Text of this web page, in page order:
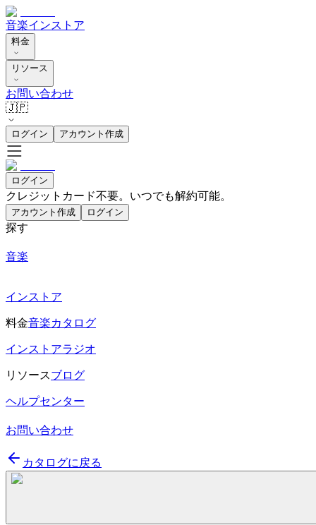
音楽インストア
料金
リソース
お問い合わせ
🇯🇵
ログイン アカウント作成
ログイン
クレジットカード不要。いつでも解約可能。
アカウント作成 ログイン
探す
音楽
インストア
料金音楽カタログ
インストアラジオ
リソースブログ
ヘルプセンター
お問い合わせ
カタログに戻る